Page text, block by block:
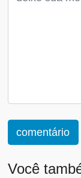
comentário
Você